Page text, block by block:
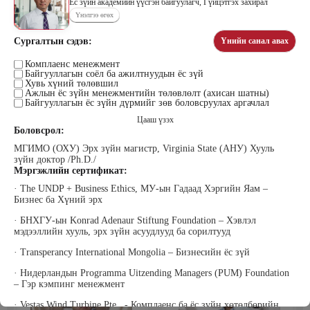
Ёс зүйн академийн үүсгэн байгуулагч, Гүйцэтгэх захирал
Үнэлгээ өгөх
Сургалтын сэдэв: Үнийн санал авах
Комплаенс менежмент
Байгууллагын соёл ба ажилтнуудын ёс зүй
Хувь хүний төлөвшил
Ажлын ёс зүйн менежментийн төлөвлөлт (ахисан шатны)
Байгууллагын ёс зүйн дүрмийг зөв боловсруулах аргачлал
Цааш үзэх
Боловсрол:
МГИМО (ОХУ) Эрх зүйн магистр, Virginia State (АНУ) Хууль
зүйн доктор /Ph.D./
Мэргэжлийн сертификат:
· The UNDP + Business Ethics, МУ-ын Гадаад Хэргийн Яам –
Бизнес ба Хүний эрх
· БНХГУ-ын Konrad Adenaur Stiftung Foundation – Хэвлэл
мэдээллийн хууль, эрх зүйн асуудлууд ба сорилтууд
· Transperancy International Mongolia – Бизнесийн ёс зүй
· Нидерландын Programma Uitzending Managers (PUM) Foundation
– Гэр кэмпинг менежмент
· Vestas Wind Turbine Pte., - Комплаенс ба ёс зүйн хөтөлбөрийн
Наран анд консалтинг” ХХК-ийн
Захирал
Бээжин Солонгоо
гүйцэтгэх захирал, Манлайллын
сэтгэлзүйч
Уранбор Сэмбэрүү
Прус Центр ХХК-ийн Хяналт
шинжилгээ үнэлгээний дарга
ISO4500; ISO9001 нэгдсэн
тогтолцооны хэрэгжүүлэгч
Болор Үйлсийн Үндэс ТББ-ийн
үүсгэн байгуулагч, Зүрх сэтгэлийн
карьер сургалтын төвийн нийгмийн
ажилтан, сургагч багш